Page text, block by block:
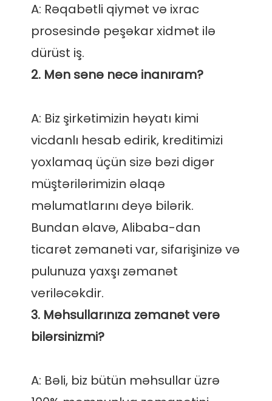
A: Rəqabətli qiymət və ixrac
prosesində peşəkar xidmət ilə
A: Biz şirkətimizin həyatı kimi
vicdanlı hesab edirik, kreditimizi
yoxlamaq üçün sizə bəzi digər
müştərilərimizin əlaqə
məlumatlarını deyə bilərik.
Bundan əlavə, Alibaba-dan
ticarət zəmanəti var, sifarişinizə və
pulunuza yaxşı zəmanət
3. Məhsullarınıza zəmanət verə
A: Bəli, biz bütün məhsullar üzrə